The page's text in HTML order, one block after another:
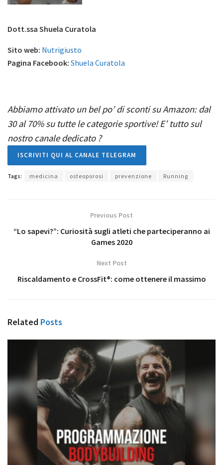
Dott.ssa Shuela Curatola
Sito web: Nutrigiusto
Pagina Facebook: Shuela Curatola
Abbiamo attivato un bel po’ di sconti su Amazon: dal
30 al 70% su tutte le categorie sportive! E’ tutto sul
nostro canale dedicato ?
ISCRIVITI QUI AL CANALE TELEGRAM
Tags: medicina osteoporosi prevenzione Running
Previous Post
“Lo sapevi?”: Curiosità sugli atleti che parteciperanno ai
Games 2020
Next Post
Riscaldamento e CrossFit®: come ottenere il massimo
Related Posts